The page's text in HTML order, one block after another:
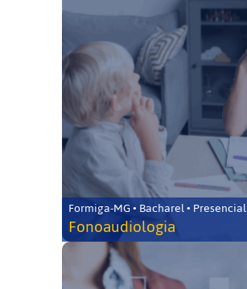
Formiga-MG • Bacharel • Presencial
Fonoaudiologia